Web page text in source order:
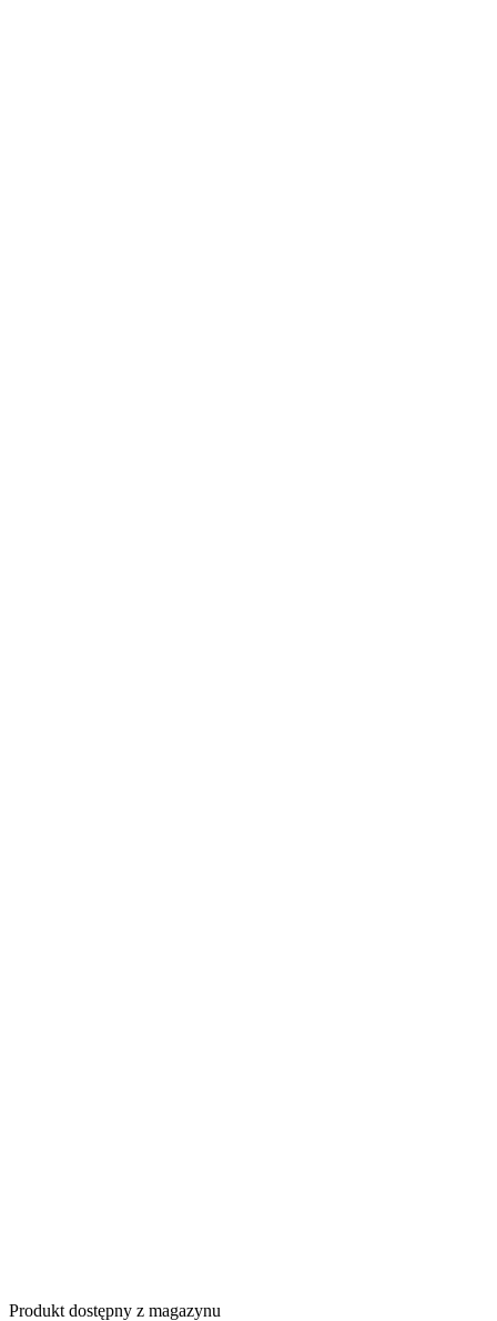
Produkt dostępny z magazynu